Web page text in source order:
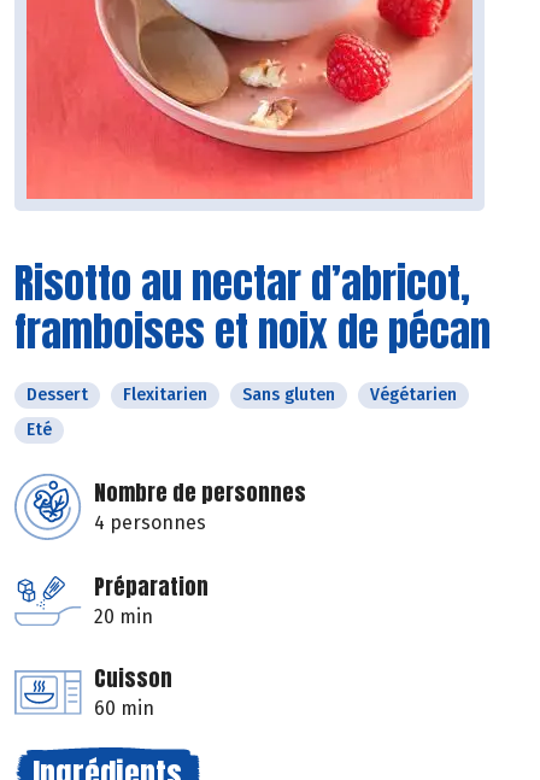
Risotto au nectar d’abricot,
framboises et noix de pécan
Dessert Flexitarien Sans gluten
Végétarien
Eté
Nombre de personnes
4 personnes
Préparation
20 min
Cuisson
60 min